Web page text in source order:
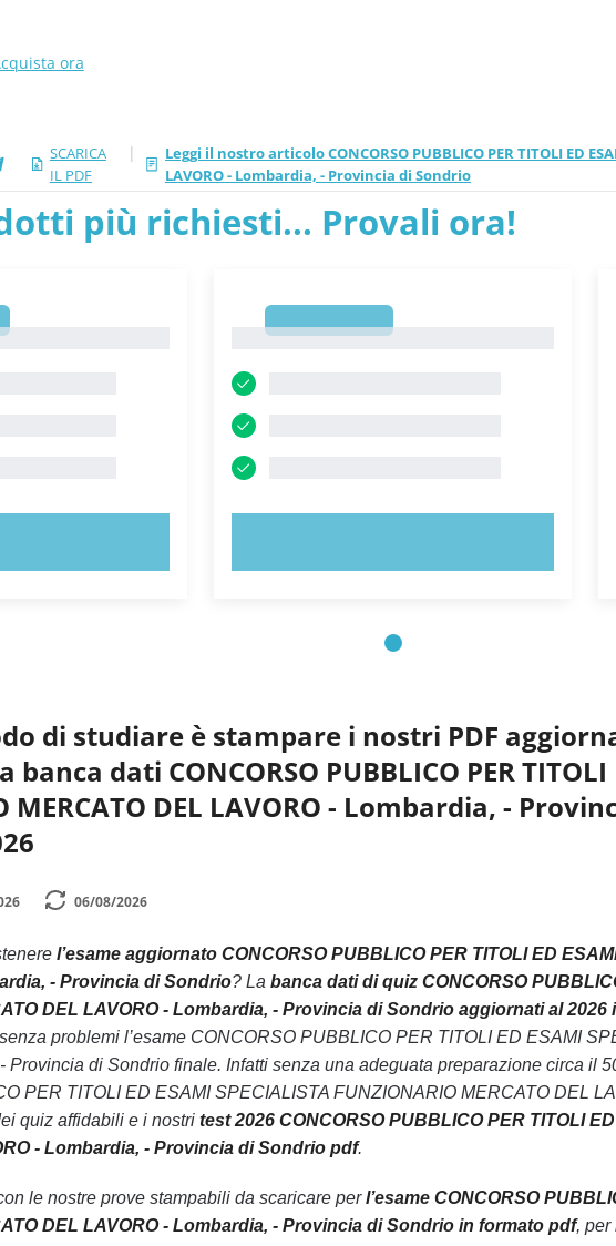
ora
SCARICA
IL PDF
|
Leggi il nostro articolo CONCORSO PUBBLICO PER TITOLI ED
LAVORO - Lombardia, - Provincia di Sondrio
più richiesti... Provali ora!
di studiare è stampare i nostri PDF
dati CONCORSO PUBBLICO PER TITOLI
MERCATO DEL LAVORO - Lombardia, -
06/08/2026
l’esame aggiornato CONCORSO PUBBLICO PER TITOLI ED
- Provincia di Sondrio? La banca dati di quiz CONCORSO
DEL LAVORO - Lombardia, - Provincia di Sondrio aggiornati al
problemi l’esame CONCORSO PUBBLICO PER TITOLI ED ESAMI
Provincia di Sondrio finale. Infatti senza una adeguata preparazione circa il
PER TITOLI ED ESAMI SPECIALISTA FUNZIONARIO MERCATO DEL
quiz affidabili e i nostri test 2026 CONCORSO PUBBLICO PER TITOLI
- Lombardia, - Provincia di Sondrio pdf.
le nostre prove stampabili da scaricare perl’esame CONCORSO
DEL LAVORO - Lombardia, - Provincia di Sondrio in formato pdf, per